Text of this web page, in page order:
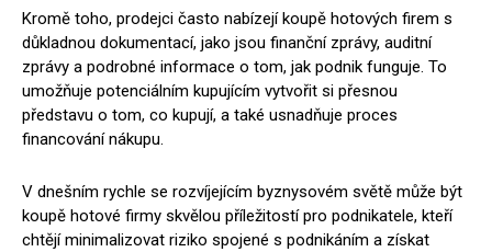
Kromě toho, prodejci často nabízejí koupě hotových firem s
důkladnou dokumentací, jako jsou finanční zprávy, auditní
zprávy a podrobné informace o tom, jak podnik funguje. To
umožňuje potenciálním kupujícím vytvořit si přesnou
představu o tom, co kupují, a také usnadňuje proces
financování nákupu.
V dnešním rychle se rozvíjejícím byznysovém světě může být
koupě hotové firmy skvělou příležitostí pro podnikatele, kteří
chtějí minimalizovat riziko spojené s podnikáním a získat